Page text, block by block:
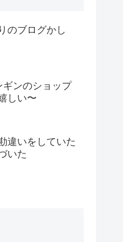
のブログかし
ギンのショップ
しい〜
違いをしていた
いた